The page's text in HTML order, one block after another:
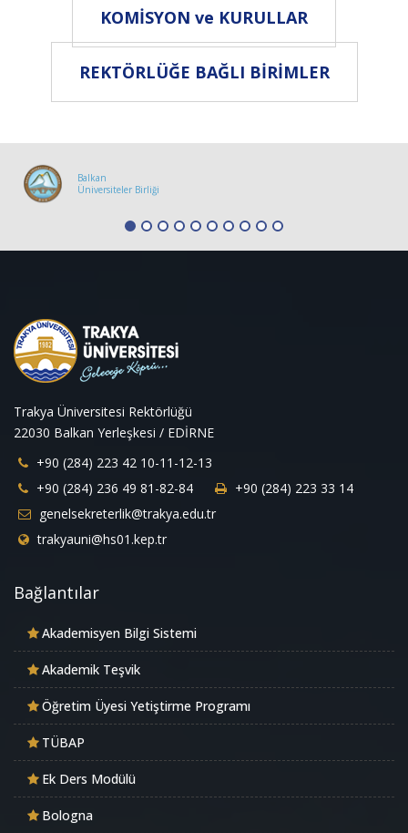
KOMİSYON ve KURULLAR
REKTÖRLÜĞE BAĞLI BİRİMLER
Balkan
Üniversiteler Birliği
Trakya Üniversitesi Rektörlüğü
22030 Balkan Yerleşkesi / EDİRNE
+90 (284) 223 42 10-11-12-13
+90 (284) 236 49 81-82-84
+90 (284) 223 33 14
genelsekreterlik@trakya.edu.tr
trakyauni@hs01.kep.tr
Bağlantılar
Akademisyen Bilgi Sistemi
Akademik Teşvik
Öğretim Üyesi Yetiştirme Programı
TÜBAP
Ek Ders Modülü
Bologna